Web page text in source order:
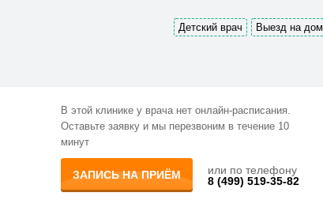
Выезд на дом
Детский врач
В этой клинике у врача нет онлайн-расписания.
Оставьте заявку и мы перезвоним в течение 10
минут
ЗАПИСЬ НА ПРИЁМ
или по телефону
8 (499) 519-35-82